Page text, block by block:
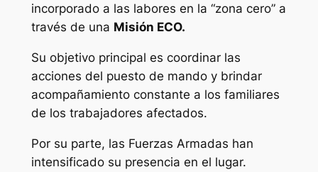
incorporado a las labores en la “zona cero” a
través de una Misión ECO.
Su objetivo principal es coordinar las
acciones del puesto de mando y brindar
acompañamiento constante a los familiares
de los trabajadores afectados.
Por su parte, las Fuerzas Armadas han
intensificado su presencia en el lugar.